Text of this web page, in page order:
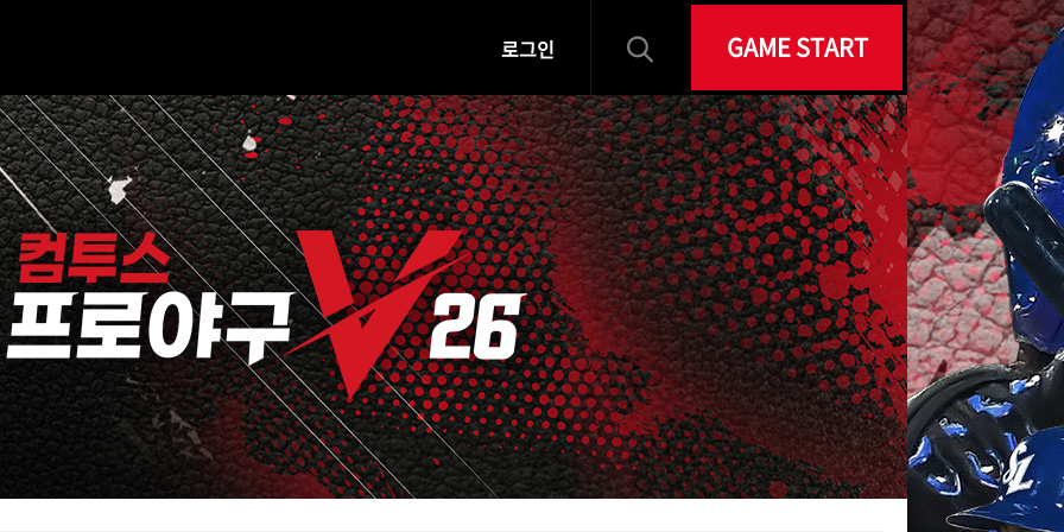
공지사항 업데이트 진행 중 이벤트 H캐시 웹상점 바로가기
로그인 GAME START